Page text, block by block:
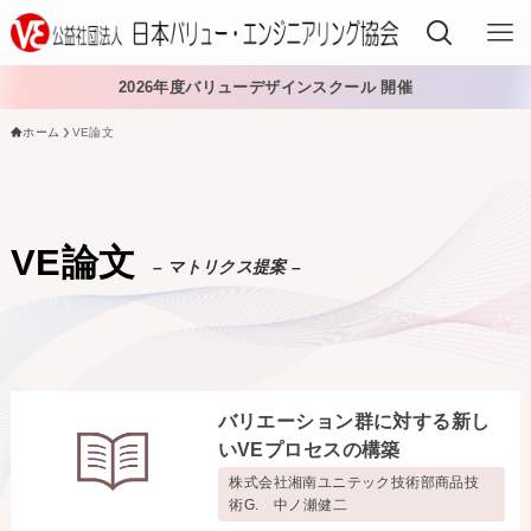
VEを導入する
日本VE協会について
日本VE協会について
資料・論文購入
2026年度バリューデザインスクール 開催
ホーム VE論文
VE論文 – マトリクス提案 –
バリエーション群に対する新し
いVEプロセスの構築
株式会社湘南ユニテック技術部商品技
術G. 中ノ瀬健二